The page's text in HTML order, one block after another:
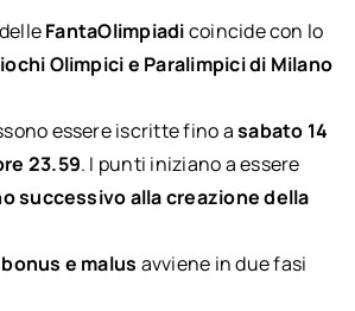
FantaOlimpiadicoincide con lo
Olimpici e Paralimpici di Milano
essere iscritte fino asabato 14
23.59. I punti iniziano a essere
successivo alla creazione della
bonus e malus avviene in due fasi